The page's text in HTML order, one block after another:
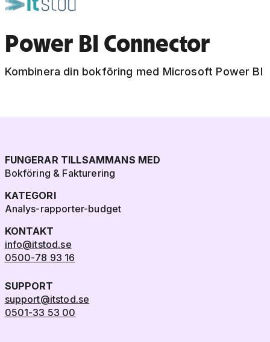
Power BI Connector
Kombinera din bokföring med Microsoft Power BI
FUNGERAR TILLSAMMANS MED
Bokföring & Fakturering
KATEGORI
Analys-rapporter-budget
KONTAKT
info@itstod.se
0500-78 93 16
SUPPORT
support@itstod.se
0501-33 53 00